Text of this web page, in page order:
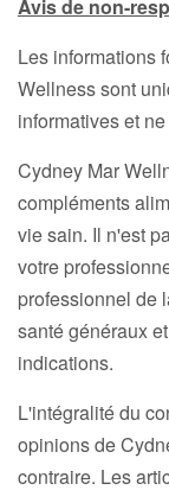
Avis de non-
Les informations
Wellness sont
informatives et
Cydney Mar
compléments
vie sain. Il n'est
votre
professionnel de
santé généraux
indications.
L'intégralité du
opinions de
contraire. Les